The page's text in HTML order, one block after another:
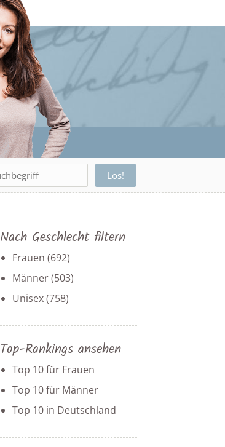
Nach Geschlecht filtern
Frauen (692)
Männer(503)
Unisex(758)
Top-Rankings ansehen
Top 10 für Frauen
Top 10 für Männer
Top 10 in Deutschland